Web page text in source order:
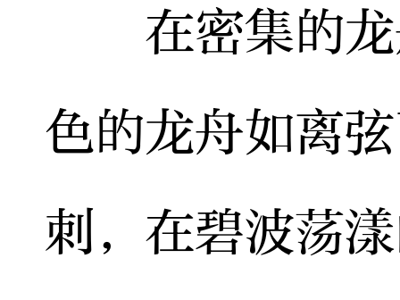
在密集的龙
色的龙舟如离
刺，在碧波荡